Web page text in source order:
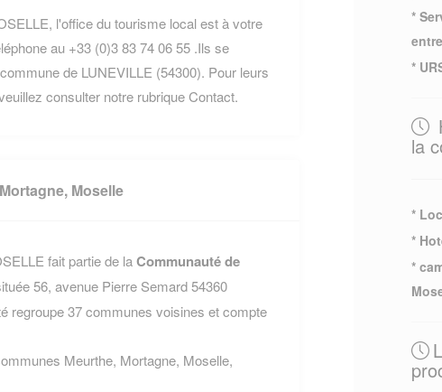
l'office du tourisme local est à votre
au +33 (0)3 83 74 06 55 .Ils se
de LUNEVILLE (54300). Pour leurs
consulter notre rubrique Contact.
Moselle
fait partie de laCommunauté de
56, avenue Pierre Semard 54360
regroupe 37 communes voisines et compte
Meurthe, Mortagne, Moselle,
*
*
la
*
*
*